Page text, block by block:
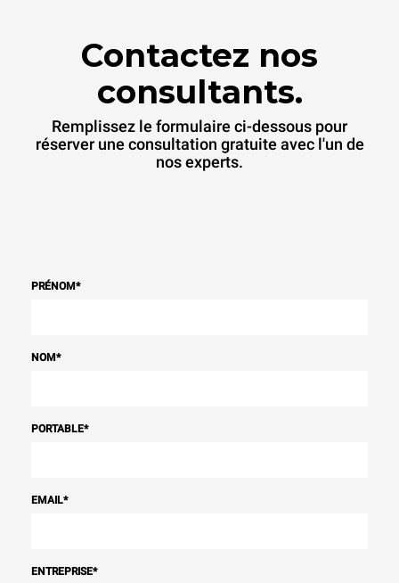
Contactez nos
consultants.
Remplissez le formulaire ci-dessous pour
réserver une consultation gratuite avec l'un de
nos experts.
PRÉNOM*
NOM*
PORTABLE*
EMAIL*
ENTREPRISE*